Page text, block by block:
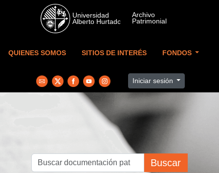
Skip to main content
QUIENES SOMOS SITIOS DE INTERÉS FONDOS
Iniciar sesión
Buscar